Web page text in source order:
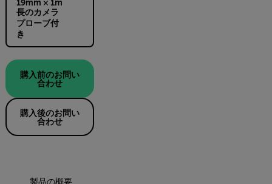
19mm × 1m
長のカメラ
プローブ付
き
購入前のお問い
合わせ
購入後のお問い
合わせ
製品の概要